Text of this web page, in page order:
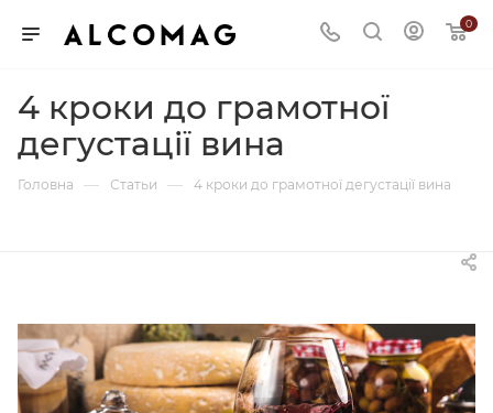
0
4 кроки до грамотної
дегустації вина
Головна — Статьи — 4 кроки до грамотної дегустації вина